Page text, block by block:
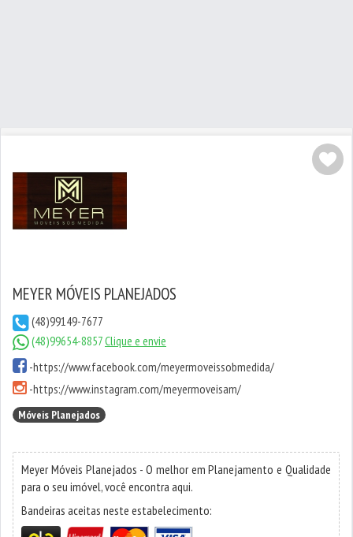
MEYER MÓVEIS PLANEJADOS
(48)99149-7677
(48)99654-8857Clique e envie
-https://www.facebook.com/meyermoveissobmedida/
-https://www.instagram.com/meyermoveisam/
Móveis Planejados
Meyer Móveis Planejados - O melhor em Planejamento e Qualidade
para o seu imóvel, você encontra aqui.
Bandeiras aceitas neste estabelecimento: